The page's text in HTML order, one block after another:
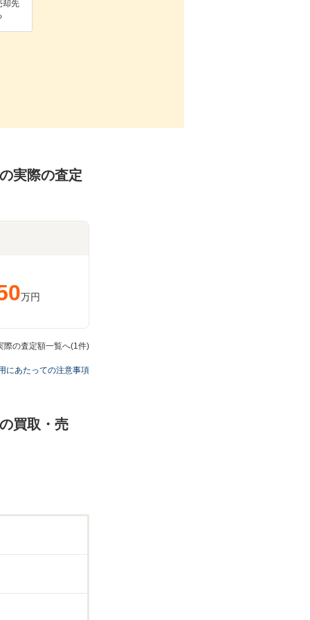
却先
実際の査定
万円
際の査定額一覧へ(1件)
にあたっての注意事項
買取・売